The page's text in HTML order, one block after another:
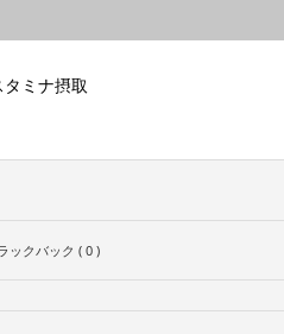
タミナ摂取
ックバック ( 0 )